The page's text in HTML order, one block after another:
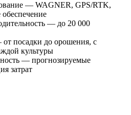
— WAGNER, GPS/RTK,
— до 20 000
посадки до орошения, с
культуры
— прогнозируемые
затрат